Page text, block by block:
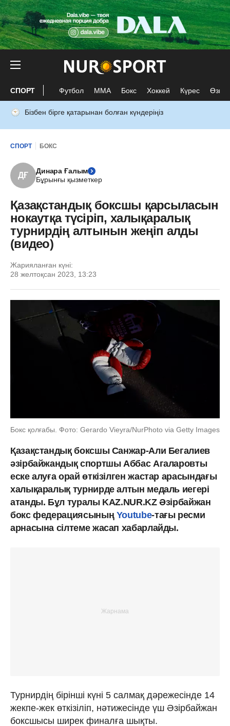
СПОРТ Футбол ММА Бокс Хоккей Күрес Өзге
Бізбен бірге қатарынан болған күндеріңіз
СПОРТ БОКС
ДҒ
Динара Ғалым
Бұрынғы қызметкер
Қазақстандық боксшы қарсыласын
нокаутқа түсіріп, халықаралық
турнирдің алтынын жеңіп алды
(видео)
Жарияланған күні:
28 желтоқсан 2023, 13:23
Бокс қолғабы. Фото: Gerardo Vieyra/NurPhoto via Getty Images
Қазақстандық боксшы Санжар-Али Бегалиев
әзірбайжандық спортшы Аббас Агаларовты
еске алуға орай өткізілген жастар арасындағы
халықаралық турнирде алтын медаль иегері
атанды. Бұл туралы KAZ.NUR.KZ Әзірбайжан
бокс федерациясының Youtube-тағы ресми
арнасына сілтеме жасап хабарлайды.
Турнирдің бірінші күні 5 салмақ дәрежесінде 14
жекпе-жек өткізіліп, нәтижесінде үш Әзірбайжан
боксшысы ширек финалға шықты.